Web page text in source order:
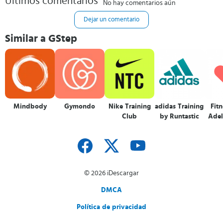
No hay comentarios aún
Dejar un comentario
Similar a GStep
Mindbody Gymondo
Nike Training
Club
adidas Training
by Runtastic
© 2026 iDescargar
DMCA
Política de privacidad